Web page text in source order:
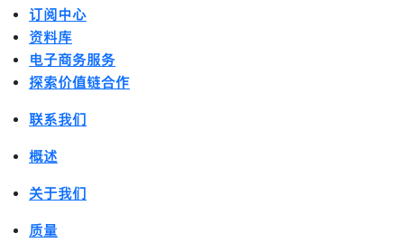
订阅中心
资料库
电子商务服务
探索价值链合作
联系我们
概述
关于我们
质量